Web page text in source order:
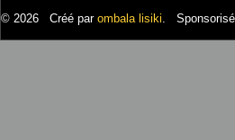
© 2026 Créé par ombala lisiki.